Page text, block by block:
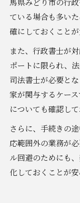
ている場合も多い
確にしておくことが
また、行政書士が
ポートに限られ、
司法書士が必要と
家が関与するケー
についても確認して
さらに、手続きの
応範囲外の業務が
ル回避のためにも
化しておくことが安